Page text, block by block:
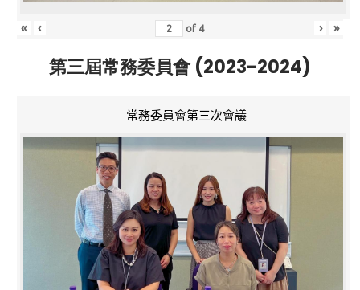
« ‹ of 4 › »
第三屆常務委員會 (2023-2024)
常務委員會第三次會議